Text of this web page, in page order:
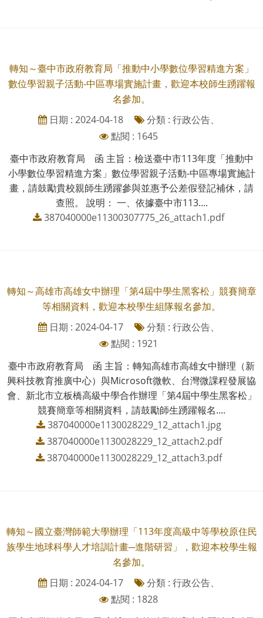
轉知～臺中市政府教育局「推動中小學數位學習精進方案」
數位學習親子活動-中區專場實施計畫，歡迎本校師生踴躍報
名參加。
日期 : 2024-04-18
分類 : 行政公告、
點閱 : 1645
臺中市政府教育局 函 主旨：檢送臺中市113年度「推動中
小學數位學習精進方案」數位學習親子活動-中區專場實施計
畫，請鼓勵貴校親師生踴躍參與並惠予公差假登記補休，請
查照。 說明： 一、依據臺中市113....
387040000e11300307775_26_attach1.pdf
轉知～高雄市高雄女中辦理「第4屆中學生黑客松」競賽簡章
等相關資料，歡迎本校學生組隊報名參加。
日期 : 2024-04-17
分類 : 行政公告、
點閱 : 1921
臺中市政府教育局 函 主旨：轉知高雄市高雄女中辦理（新
興科技教育推廣中心）與Microsoft微軟、台灣微課程發展協
會、新北市立板橋高級中學合作辦理「第4屆中學生黑客松」
競賽簡章等相關資料，請鼓勵師生踴躍報名....
387040000e1130028229_12_attach1.jpg
387040000e1130028229_12_attach2.pdf
387040000e1130028229_12_attach3.pdf
轉知～國立臺灣師範大學辦理「113年度高級中等學校原住民
族學生地球科學人才培訓計畫─進階研習」，歡迎本校學生報
名參加。
日期 : 2024-04-17
分類 : 行政公告、
點閱 : 1828